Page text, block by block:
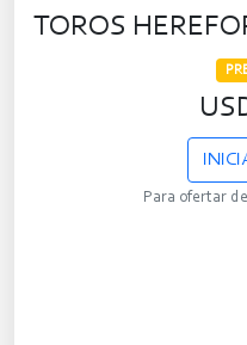
TOROS
Para ofertar